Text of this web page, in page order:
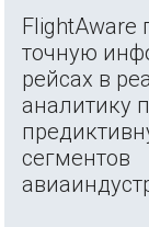
FlightAware
точную
рейсах в
аналитику
сегментов